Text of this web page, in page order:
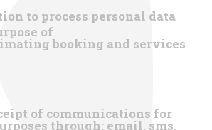
to process personal data
of
booking and services
of communications for
through: email, sms,